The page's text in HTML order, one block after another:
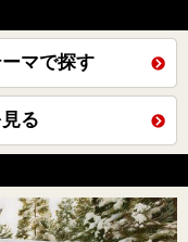
マで探す
る